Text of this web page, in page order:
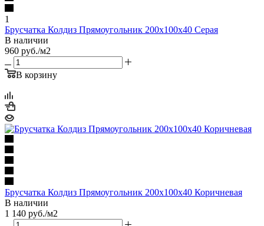
1
Брусчатка Колдиз Прямоугольник 200х100х40 Серая
В наличии
960 руб./м2
В корзину
Брусчатка Колдиз Прямоугольник 200х100х40 Коричневая
В наличии
1 140 руб./м2